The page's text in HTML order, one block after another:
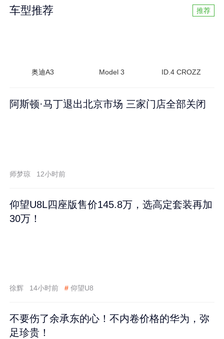
车型推荐 推荐
奥迪A3 Model 3 ID.4 CROZZ
阿斯顿·马丁退出北京市场 三家门店全部关闭
师梦琼 12小时前
仰望U8L四座版售价145.8万，选高定套装再加
30万！
徐辉 14小时前 # 仰望U8
不要伤了余承东的心！不内卷价格的华为，弥
足珍贵！